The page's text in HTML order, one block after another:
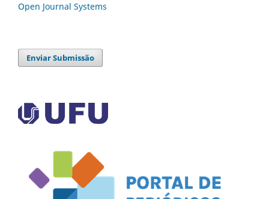
Open Journal Systems
Enviar Submissão